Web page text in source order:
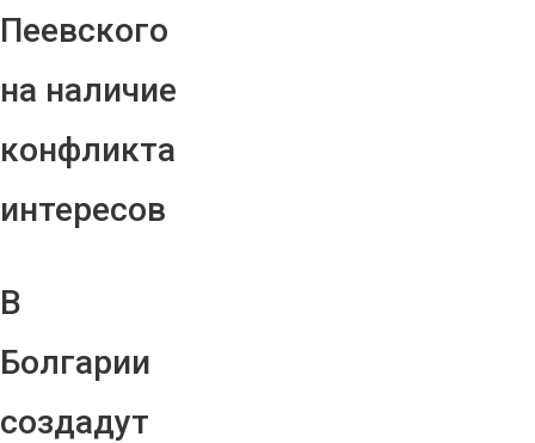
Пеевского
на наличие
конфликта
интересов
В
Болгарии
создадут